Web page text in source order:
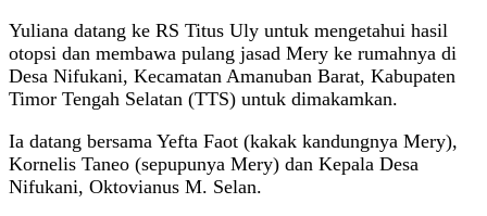
Yuliana datang ke RS Titus Uly untuk mengetahui hasil
otopsi dan membawa pulang jasad Mery ke rumahnya di
Desa Nifukani, Kecamatan Amanuban Barat, Kabupaten
Timor Tengah Selatan (TTS) untuk dimakamkan.
Ia datang bersama Yefta Faot (kakak kandungnya Mery),
Kornelis Taneo (sepupunya Mery) dan Kepala Desa
Nifukani, Oktovianus M. Selan.